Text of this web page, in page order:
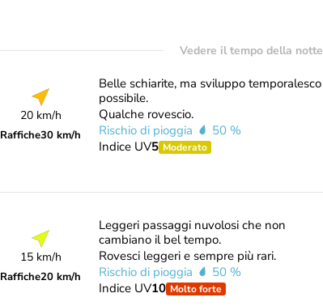
Vedere il tempo della notte
20 km/h
Raffiche30 km/h
Belle schiarite, ma sviluppo temporalesco
possibile.
Qualche rovescio.
Rischio di pioggia
50 %
Indice UV5 Moderato
15 km/h
Raffiche20 km/h
Leggeri passaggi nuvolosi che non
cambiano il bel tempo.
Rovesci leggeri e sempre più rari.
Rischio di pioggia
50 %
Indice UV10 Molto forte